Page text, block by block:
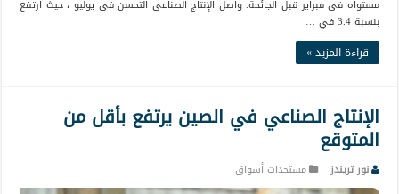
مستواه في فبراير قبل الجائحة. واصل الإنتاج الصناعي التحسن في يوليو ، حيث ارتفع
بنسبة 3.4 في …
قراءة المزيد »
الإنتاج الصناعي في الصين يرتفع بأقل من
المتوقع
نور تريندز مستجدات أسواق